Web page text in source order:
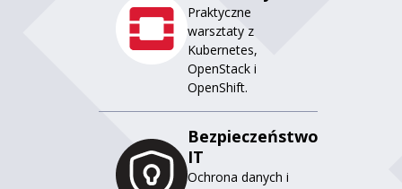
Praktyczne
warsztaty z
Kubernetes,
OpenStack i
OpenShift.
Bezpieczeństwo
IT
Ochrona danych i